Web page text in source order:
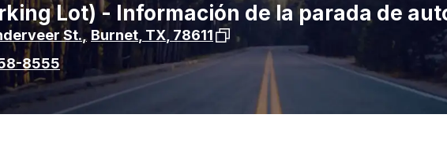
Lot) - Información de la parada de
St., Burnet TX 78611 Ver la ubicación de la parada en
8555